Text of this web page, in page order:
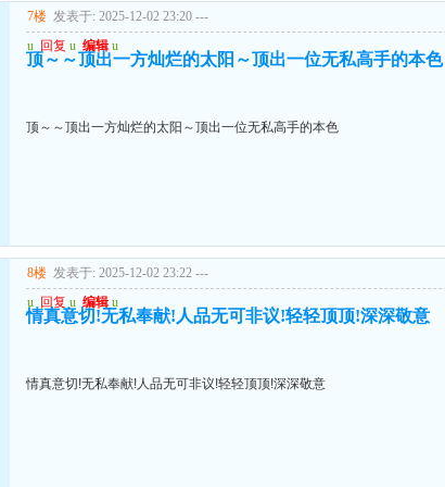
7楼 发表于: 2025-12-02 23:20 ---
u 回复 u 编辑 u
顶～～顶出一方灿烂的太阳～顶出一位无私高手的本色
顶～～顶出一方灿烂的太阳～顶出一位无私高手的本色
8楼 发表于: 2025-12-02 23:22 ---
u 回复 u 编辑 u
情真意切!无私奉献!人品无可非议!轻轻顶顶!深深敬意
情真意切!无私奉献!人品无可非议!轻轻顶顶!深深敬意